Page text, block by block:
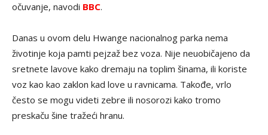
očuvanje, navodi BBC.
Danas u ovom delu Hwange nacionalnog parka nema
životinje koja pamti pejzaž bez voza. Nije neuobičajeno da
sretnete lavove kako dremaju na toplim šinama, ili koriste
voz kao kao zaklon kad love u ravnicama. Takođe, vrlo
često se mogu videti zebre ili nosorozi kako tromo
preskaču šine tražeći hranu.